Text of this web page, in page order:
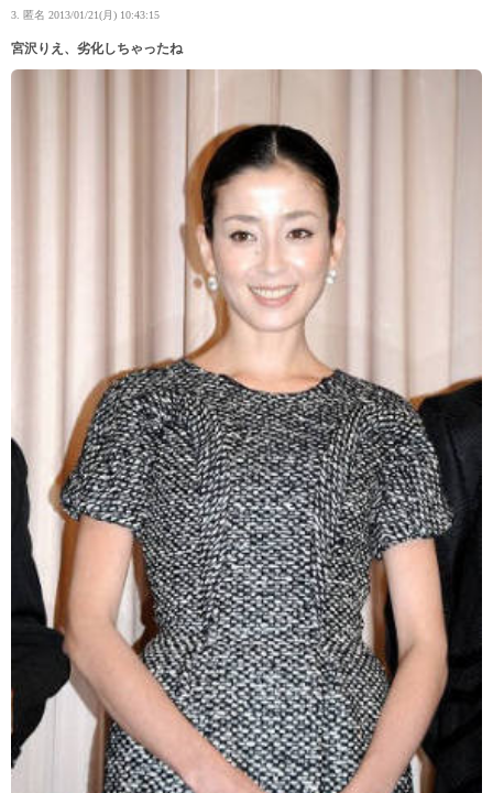
3. 匿名 2013/01/21(月) 10:43:15
宮沢りえ、劣化しちゃったね